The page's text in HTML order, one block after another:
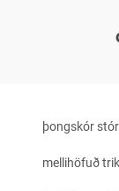
þongskór
mellihöfuð